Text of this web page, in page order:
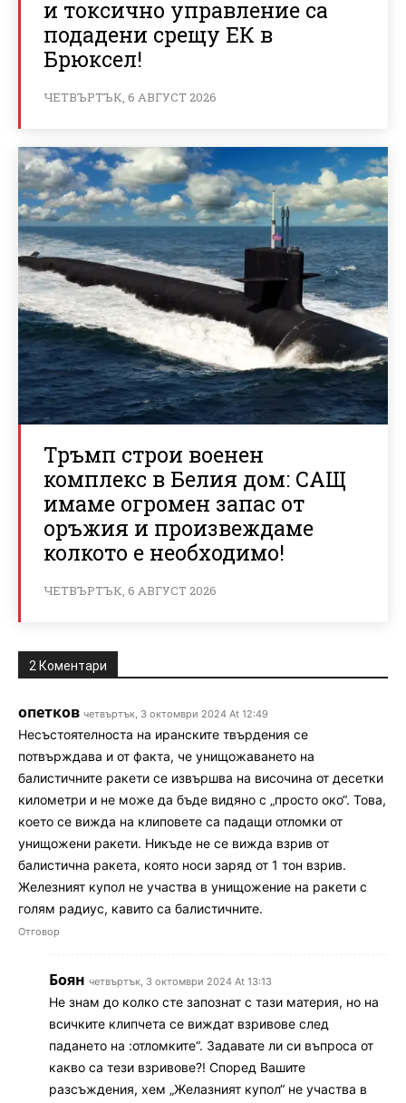
и токсично управление са
подадени срещу ЕК в
Брюксел!
ЧЕТВЪРТЪК, 6 АВГУСТ 2026
Тръмп строи военен
комплекс в Белия дом: САЩ
имаме огромен запас от
оръжия и произвеждаме
колкото е необходимо!
ЧЕТВЪРТЪК, 6 АВГУСТ 2026
2 Коментари
опетков четвъртък, 3 октомври 2024 At 12:49
Несъстоятелноста на иранските твърдения се
потвърждава и от факта, че унищожаването на
балистичните ракети се извършва на височина от десетки
километри и не може да бъде видяно с „просто око“. Това,
което се вижда на клиповете са падащи отломки от
унищожени ракети. Никъде не се вижда взрив от
балистична ракета, която носи заряд от 1 тон взрив.
Железният купол не участва в унищожение на ракети с
голям радиус, кавито са балистичните.
Отговор
Боян четвъртък, 3 октомври 2024 At 13:13
Не знам до колко сте запознат с тази материя, но на
всичките клипчета се виждат взривове след
падането на :отломките“. Задавате ли си въпроса от
какво са тези взривове?! Според Вашите
разсъждения, хем „Желазният купол“ не участва в